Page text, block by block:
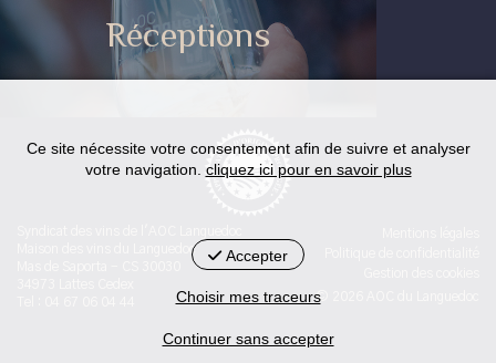
Réceptions
Maison des vins du Languedoc
© 2026 AOC du Languedoc
< id="str-pied-mention">L'abus d’alcool est dangereux pour la
Ce site nécessite votre consentement afin de suivre et analyser
votre navigation. cliquez ici pour en savoir plus
Accepter
Choisir mes traceurs
Continuer sans accepter